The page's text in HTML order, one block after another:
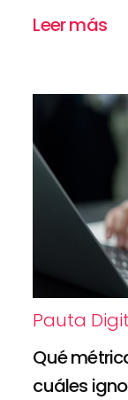
Leer más
Pauta
Qué
cuáles